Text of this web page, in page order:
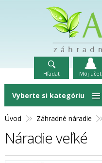
Hľadať Môj účet
Úvod Záhradné náradie
Náradie veľké
Vyberte si kategóriu